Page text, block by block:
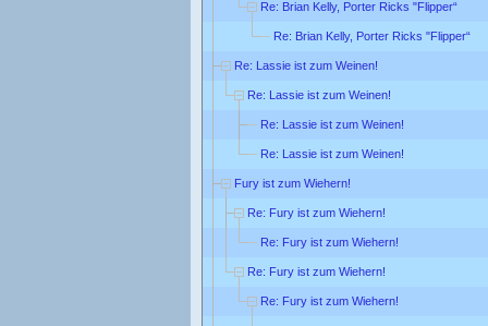
Re: Brian Kelly, Porter Ricks "Flipper“
Re: Brian Kelly, Porter Ricks "Flipper“
Re: Lassie ist zum Weinen!
Re: Lassie ist zum Weinen!
Re: Lassie ist zum Weinen!
Re: Lassie ist zum Weinen!
Fury ist zum Wiehern!
Re: Fury ist zum Wiehern!
Re: Fury ist zum Wiehern!
Re: Fury ist zum Wiehern!
Re: Fury ist zum Wiehern!